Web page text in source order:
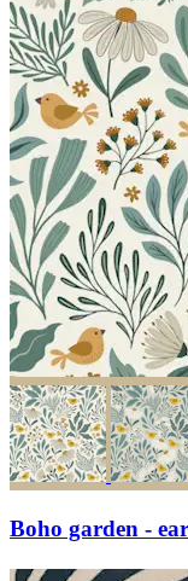
Boho garden -